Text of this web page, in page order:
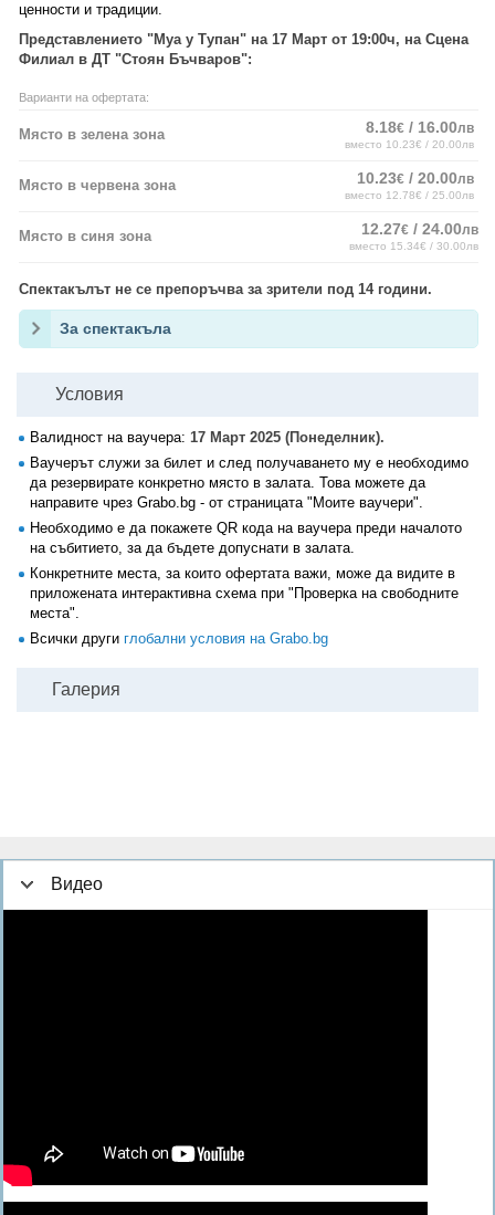
ценности и традиции.
Представлението "Муа у Тупан" на 17 Март от 19:00ч, на Сцена
Филиал в ДТ "Стоян Бъчваров":
Варианти на офертата:
Място в зелена зона 8.18€ / 16.00лв
вместо 10.23€ / 20.00лв
Място в червена зона 10.23€ / 20.00лв
вместо 12.78€ / 25.00лв
Място в синя зона 12.27€ / 24.00лв
вместо 15.34€ / 30.00лв
Спектакълът не се препоръчва за зрители под 14 години.
За спектакъла
Условия
Валидност на ваучера: 17 Март 2025 (Понеделник).
Ваучерът служи за билет и след получаването му е необходимо
да резервирате конкретно място в залата. Това можете да
направите чрез Grabo.bg - от страницата "Моите ваучери".
Необходимо е да покажете QR кода на ваучера преди началото
на събитието, за да бъдете допуснати в залата.
Конкретните места, за които офертата важи, може да видите в
приложената интерактивна схема при "Проверка на свободните
места".
Всички други глобални условия на Grabo.bg
Галерия
Видео